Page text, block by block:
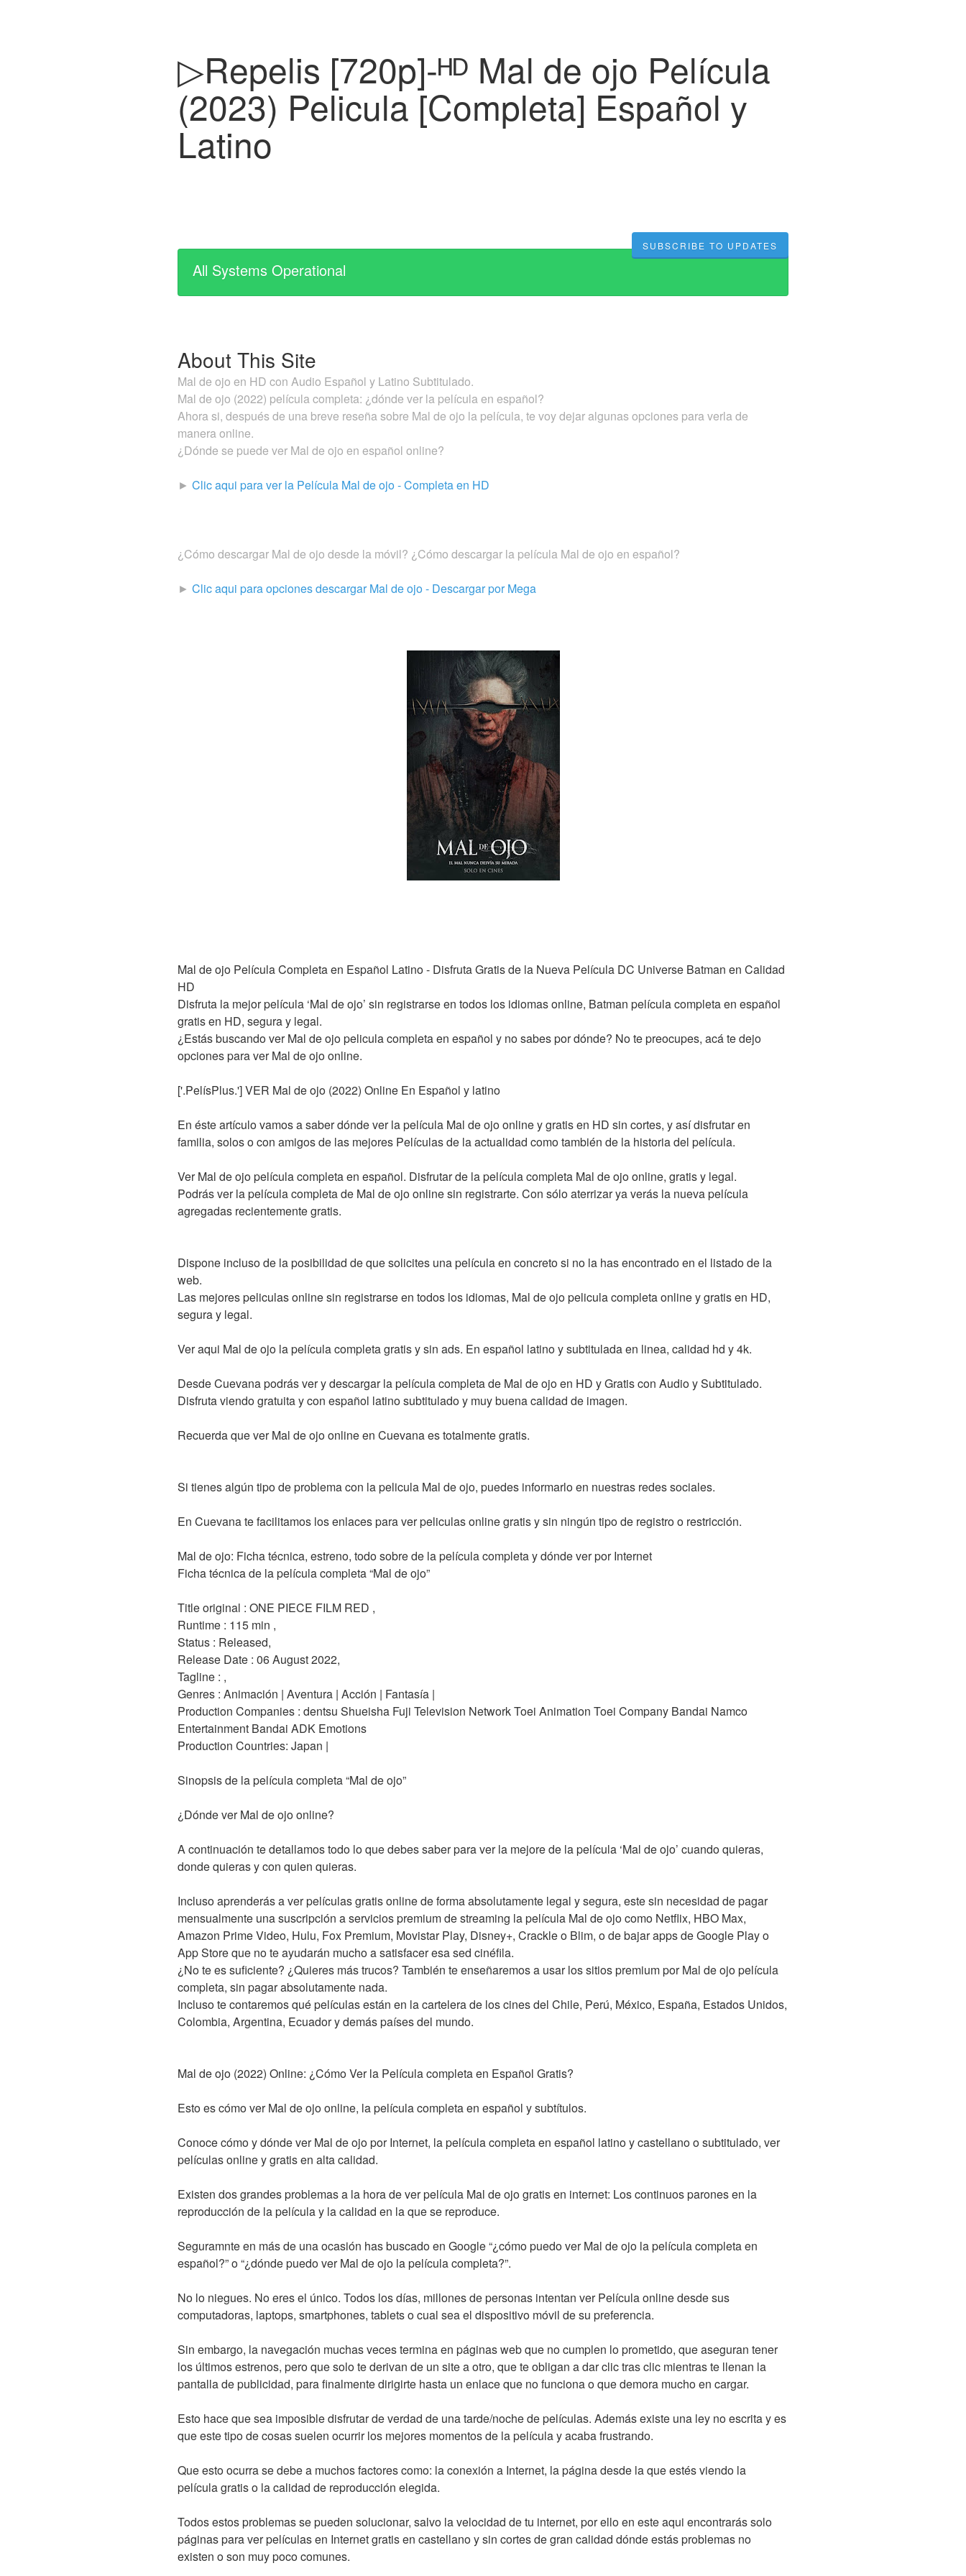
▷Repelis [720p]-ᴴᴰ Mal de ojo Película
(2023) Pelicula [Completa] Español y
Latino
SUBSCRIBE TO UPDATES
All Systems Operational
About This Site
Mal de ojo en HD con Audio Español y Latino Subtitulado.
Mal de ojo (2022) película completa: ¿dónde ver la película en español?
Ahora si, después de una breve reseña sobre Mal de ojo la película, te voy dejar algunas opciones para verla de
manera online.
¿Dónde se puede ver Mal de ojo en español online?
► Clic aqui para ver la Película Mal de ojo - Completa en HD
¿Cómo descargar Mal de ojo desde la móvil? ¿Cómo descargar la película Mal de ojo en español?
► Clic aqui para opciones descargar Mal de ojo - Descargar por Mega
Mal de ojo Película Completa en Español Latino - Disfruta Gratis de la Nueva Película DC Universe Batman en Calidad
HD
Disfruta la mejor película ‘Mal de ojo’ sin registrarse en todos los idiomas online, Batman película completa en español
gratis en HD, segura y legal.
¿Estás buscando ver Mal de ojo pelicula completa en español y no sabes por dónde? No te preocupes, acá te dejo
opciones para ver Mal de ojo online.
['.PelísPlus.'] VER Mal de ojo (2022) Online En Español y latino
En éste artículo vamos a saber dónde ver la película Mal de ojo online y gratis en HD sin cortes, y así disfrutar en
familia, solos o con amigos de las mejores Películas de la actualidad como también de la historia del película.
Ver Mal de ojo película completa en español. Disfrutar de la película completa Mal de ojo online, gratis y legal.
Podrás ver la película completa de Mal de ojo online sin registrarte. Con sólo aterrizar ya verás la nueva película
agregadas recientemente gratis.
Dispone incluso de la posibilidad de que solicites una película en concreto si no la has encontrado en el listado de la
web.
Las mejores peliculas online sin registrarse en todos los idiomas, Mal de ojo pelicula completa online y gratis en HD,
segura y legal.
Ver aqui Mal de ojo la película completa gratis y sin ads. En español latino y subtitulada en linea, calidad hd y 4k.
Desde Cuevana podrás ver y descargar la película completa de Mal de ojo en HD y Gratis con Audio y Subtitulado.
Disfruta viendo gratuita y con español latino subtitulado y muy buena calidad de imagen.
Recuerda que ver Mal de ojo online en Cuevana es totalmente gratis.
Si tienes algún tipo de problema con la pelicula Mal de ojo, puedes informarlo en nuestras redes sociales.
En Cuevana te facilitamos los enlaces para ver peliculas online gratis y sin ningún tipo de registro o restricción.
Mal de ojo: Ficha técnica, estreno, todo sobre de la película completa y dónde ver por Internet
Ficha técnica de la película completa “Mal de ojo”
Title original : ONE PIECE FILM RED ,
Runtime : 115 min ,
Status : Released,
Release Date : 06 August 2022,
Tagline : ,
Genres : Animación | Aventura | Acción | Fantasía |
Production Companies : dentsu Shueisha Fuji Television Network Toei Animation Toei Company Bandai Namco
Entertainment Bandai ADK Emotions
Production Countries: Japan |
Sinopsis de la película completa “Mal de ojo”
¿Dónde ver Mal de ojo online?
A continuación te detallamos todo lo que debes saber para ver la mejore de la película ‘Mal de ojo’ cuando quieras,
donde quieras y con quien quieras.
Incluso aprenderás a ver películas gratis online de forma absolutamente legal y segura, este sin necesidad de pagar
mensualmente una suscripción a servicios premium de streaming la película Mal de ojo como Netflix, HBO Max,
Amazon Prime Video, Hulu, Fox Premium, Movistar Play, Disney+, Crackle o Blim, o de bajar apps de Google Play o
App Store que no te ayudarán mucho a satisfacer esa sed cinéfila.
¿No te es suficiente? ¿Quieres más trucos? También te enseñaremos a usar los sitios premium por Mal de ojo película
completa, sin pagar absolutamente nada.
Incluso te contaremos qué películas están en la cartelera de los cines del Chile, Perú, México, España, Estados Unidos,
Colombia, Argentina, Ecuador y demás países del mundo.
Mal de ojo (2022) Online: ¿Cómo Ver la Película completa en Español Gratis?
Esto es cómo ver Mal de ojo online, la película completa en español y subtítulos.
Conoce cómo y dónde ver Mal de ojo por Internet, la película completa en español latino y castellano o subtitulado, ver
películas online y gratis en alta calidad.
Existen dos grandes problemas a la hora de ver película Mal de ojo gratis en internet: Los continuos parones en la
reproducción de la película y la calidad en la que se reproduce.
Seguramnte en más de una ocasión has buscado en Google “¿cómo puedo ver Mal de ojo la película completa en
español?” o “¿dónde puedo ver Mal de ojo la película completa?”.
No lo niegues. No eres el único. Todos los días, millones de personas intentan ver Película online desde sus
computadoras, laptops, smartphones, tablets o cual sea el dispositivo móvil de su preferencia.
Sin embargo, la navegación muchas veces termina en páginas web que no cumplen lo prometido, que aseguran tener
los últimos estrenos, pero que solo te derivan de un site a otro, que te obligan a dar clic tras clic mientras te llenan la
pantalla de publicidad, para finalmente dirigirte hasta un enlace que no funciona o que demora mucho en cargar.
Esto hace que sea imposible disfrutar de verdad de una tarde/noche de películas. Además existe una ley no escrita y es
que este tipo de cosas suelen ocurrir los mejores momentos de la película y acaba frustrando.
Que esto ocurra se debe a muchos factores como: la conexión a Internet, la página desde la que estés viendo la
película gratis o la calidad de reproducción elegida.
Todos estos problemas se pueden solucionar, salvo la velocidad de tu internet, por ello en este aqui encontrarás solo
páginas para ver películas en Internet gratis en castellano y sin cortes de gran calidad dónde estás problemas no
existen o son muy poco comunes.